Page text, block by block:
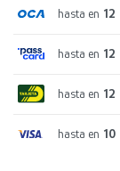
hasta en 12
hasta en 12
hasta en 12
hasta en 10